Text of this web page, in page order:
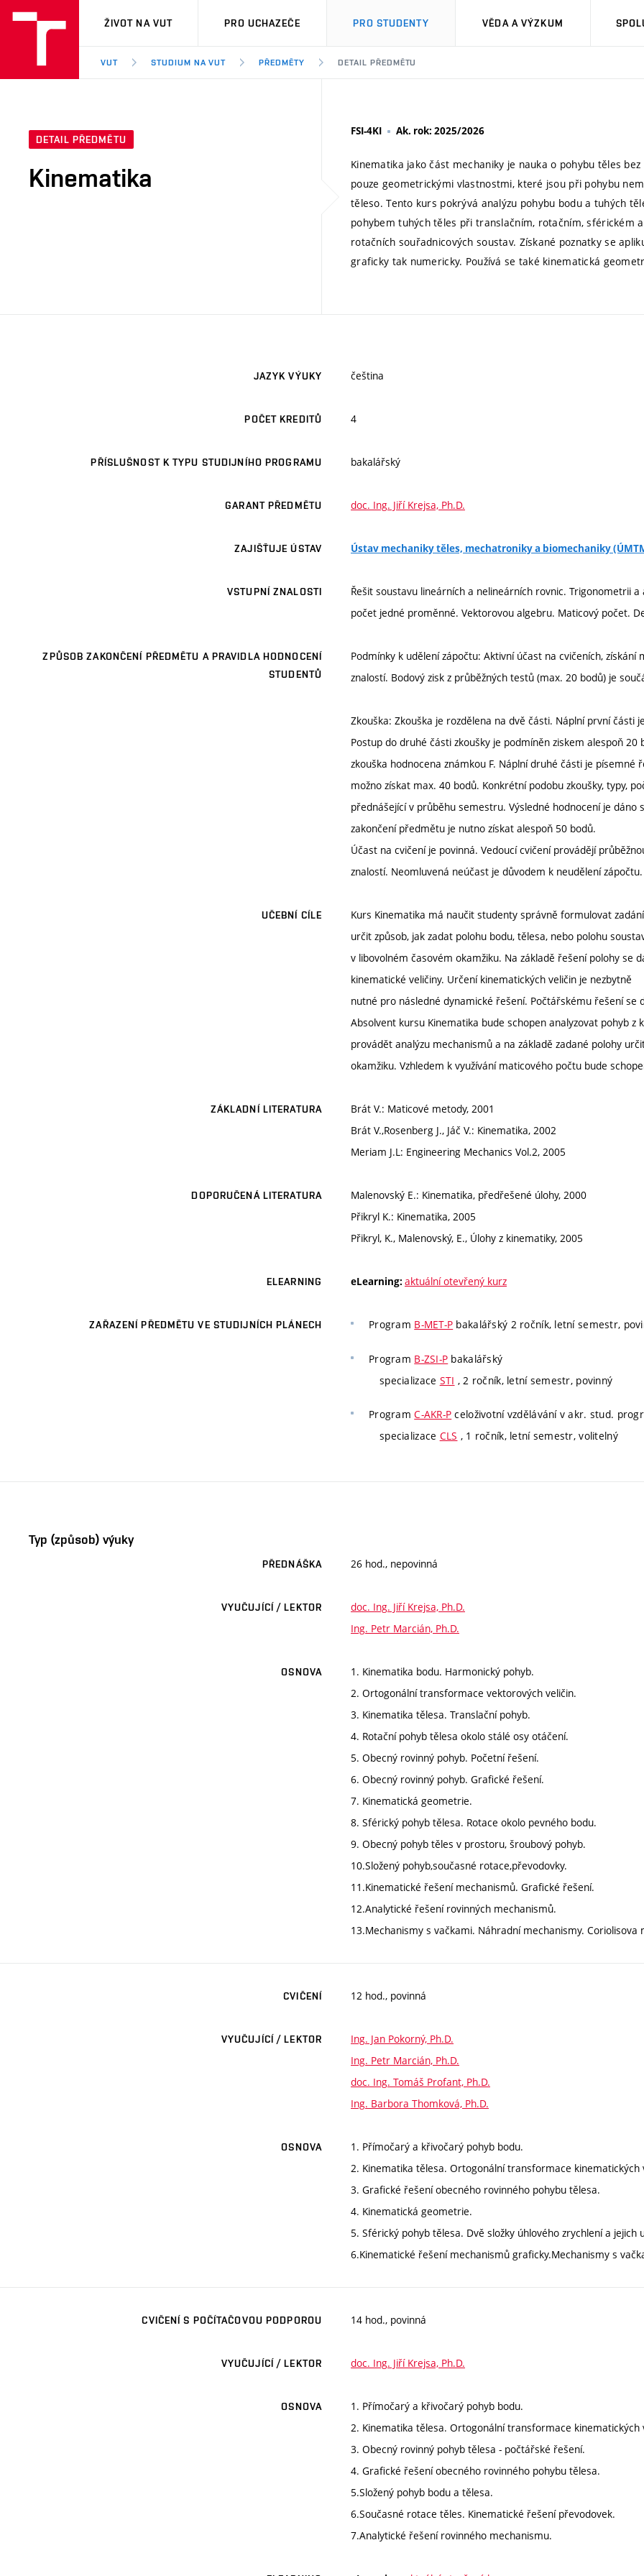
VUT
ŽIVOT NA VUT PRO UCHAZEČE PRO STUDENTY VĚDA A VÝZKUM
VUT STUDIUM NA VUT PŘEDMĚTY DETAIL PŘEDMĚTU
DETAIL PŘEDMĚTU
Kinematika
FSI-4KI Ak. rok: 2025/2026
Kinematika jako část mechaniky je nauka o pohybu těles
pouze geometrickými vlastnostmi, které jsou při pohybu
těleso. Tento kurs pokrývá analýzu pohybu bodu a tuhých
pohybem tuhých těles při translačním, rotačním, sférickém
rotačních souřadnicových soustav. Získané poznatky se
graficky tak numericky. Používá se také kinematická
JAZYK VÝUKY čeština
POČET KREDITŮ 4
PŘÍSLUŠNOST K TYPU STUDIJNÍHO PROGRAMU bakalářský
GARANT PŘEDMĚTU doc. Ing. Jiří Krejsa, Ph.D.
ZAJIŠŤUJE ÚSTAV Ústav mechaniky těles, mechatroniky a biomechaniky
VSTUPNÍ ZNALOSTI
Řešit soustavu lineárních a nelineárních rovnic. Trigonometrii
počet jedné proměnné. Vektorovou algebru. Maticový počet.
ZPŮSOB ZAKONČENÍ PŘEDMĚTU A PRAVIDLA HODNOCENÍ
STUDENTŮ
Podmínky k udělení zápočtu: Aktivní účast na cvičeních,
znalostí. Bodový zisk z průběžných testů (max. 20 bodů) je
Zkouška: Zkouška je rozdělena na dvě části. Náplní první
Postup do druhé části zkoušky je podmíněn ziskem alespoň
zkouška hodnocena známkou F. Náplní druhé části je
možno získat max. 40 bodů. Konkrétní podobu zkoušky, typy,
přednášející v průběhu semestru. Výsledné hodnocení je dáno
zakončení předmětu je nutno získat alespoň 50 bodů.
Účast na cvičení je povinná. Vedoucí cvičení provádějí
znalostí. Neomluvená neúčast je důvodem k neudělení zápočtu.
UČEBNÍ CÍLE
Kurs Kinematika má naučit studenty správně formulovat
určit způsob, jak zadat polohu bodu, tělesa, nebo polohu
v libovolném časovém okamžiku. Na základě řešení polohy se
kinematické veličiny. Určení kinematických veličin je nezbytně
nutné pro následné dynamické řešení. Počtářskému řešení se
Absolvent kursu Kinematika bude schopen analyzovat pohyb
provádět analýzu mechanismů a na základě zadané polohy
okamžiku. Vzhledem k využívání maticového počtu bude
ZÁKLADNÍ LITERATURA
Brát V.: Maticové metody, 2001
Brát V.,Rosenberg J., Jáč V.: Kinematika, 2002
Meriam J.L: Engineering Mechanics Vol.2, 2005
DOPORUČENÁ LITERATURA
Malenovský E.: Kinematika, předřešené úlohy, 2000
Přikryl K.: Kinematika, 2005
Přikryl, K., Malenovský, E., Úlohy z kinematiky, 2005
ELEARNING eLearning: aktuální otevřený kurz
ZAŘAZENÍ PŘEDMĚTU VE STUDIJNÍCH PLÁNECH Program B-MET-P bakalářský 2 ročník, letní semestr,
Program B-ZSI-P bakalářský
specializace STI , 2 ročník, letní semestr, povinný
ProgramC-AKR-P celoživotní vzdělávání v akr. stud.
specializace CLS , 1 ročník, letní semestr, volitelný
Typ (způsob) výuky
PŘEDNÁŠKA 26 hod., nepovinná
VYUČUJÍCÍ / LEKTOR
doc. Ing. Jiří Krejsa, Ph.D.
Ing. Petr Marcián, Ph.D.
OSNOVA
1. Kinematika bodu. Harmonický pohyb.
2. Ortogonální transformace vektorových veličin.
3. Kinematika tělesa. Translační pohyb.
4. Rotační pohyb tělesa okolo stálé osy otáčení.
5. Obecný rovinný pohyb. Početní řešení.
6. Obecný rovinný pohyb. Grafické řešení.
7. Kinematická geometrie.
8. Sférický pohyb tělesa. Rotace okolo pevného bodu.
9. Obecný pohyb těles v prostoru, šroubový pohyb.
10.Složený pohyb,současné rotace,převodovky.
11.Kinematické řešení mechanismů. Grafické řešení.
12.Analytické řešení rovinných mechanismů.
13.Mechanismy s vačkami. Náhradní mechanismy. Coriolisova
CVIČENÍ 12 hod., povinná
VYUČUJÍCÍ / LEKTOR
Ing. Jan Pokorný, Ph.D.
Ing. Petr Marcián, Ph.D.
doc. Ing. Tomáš Profant, Ph.D.
Ing. Barbora Thomková, Ph.D.
OSNOVA
1. Přímočarý a křivočarý pohyb bodu.
2. Kinematika tělesa. Ortogonální transformace kinematických
3. Grafické řešení obecného rovinného pohybu tělesa.
4. Kinematická geometrie.
5. Sférický pohyb tělesa. Dvě složky úhlového zrychlení a jejich
6.Kinematické řešení mechanismů graficky.Mechanismy s
CVIČENÍ S POČÍTAČOVOU PODPOROU 14 hod., povinná
VYUČUJÍCÍ / LEKTOR doc. Ing. Jiří Krejsa, Ph.D.
OSNOVA
1. Přímočarý a křivočarý pohyb bodu.
2. Kinematika tělesa. Ortogonální transformace kinematických
3. Obecný rovinný pohyb tělesa - počtářské řešení.
4. Grafické řešení obecného rovinného pohybu tělesa.
5.Složený pohyb bodu a tělesa.
6.Současné rotace těles. Kinematické řešení převodovek.
7.Analytické řešení rovinného mechanismu.